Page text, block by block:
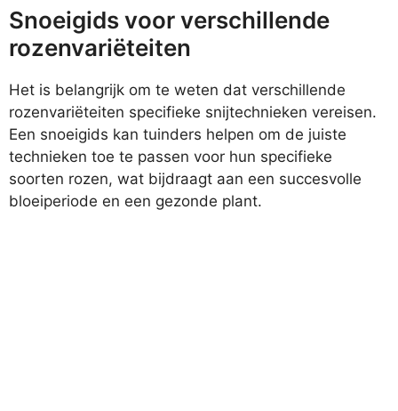
Snoeigids voor verschillende
rozenvariëteiten
Het is belangrijk om te weten dat verschillende
rozenvariëteiten specifieke snijtechnieken vereisen.
Een snoeigids kan tuinders helpen om de juiste
technieken toe te passen voor hun specifieke
soorten rozen, wat bijdraagt aan een succesvolle
bloeiperiode en een gezonde plant.